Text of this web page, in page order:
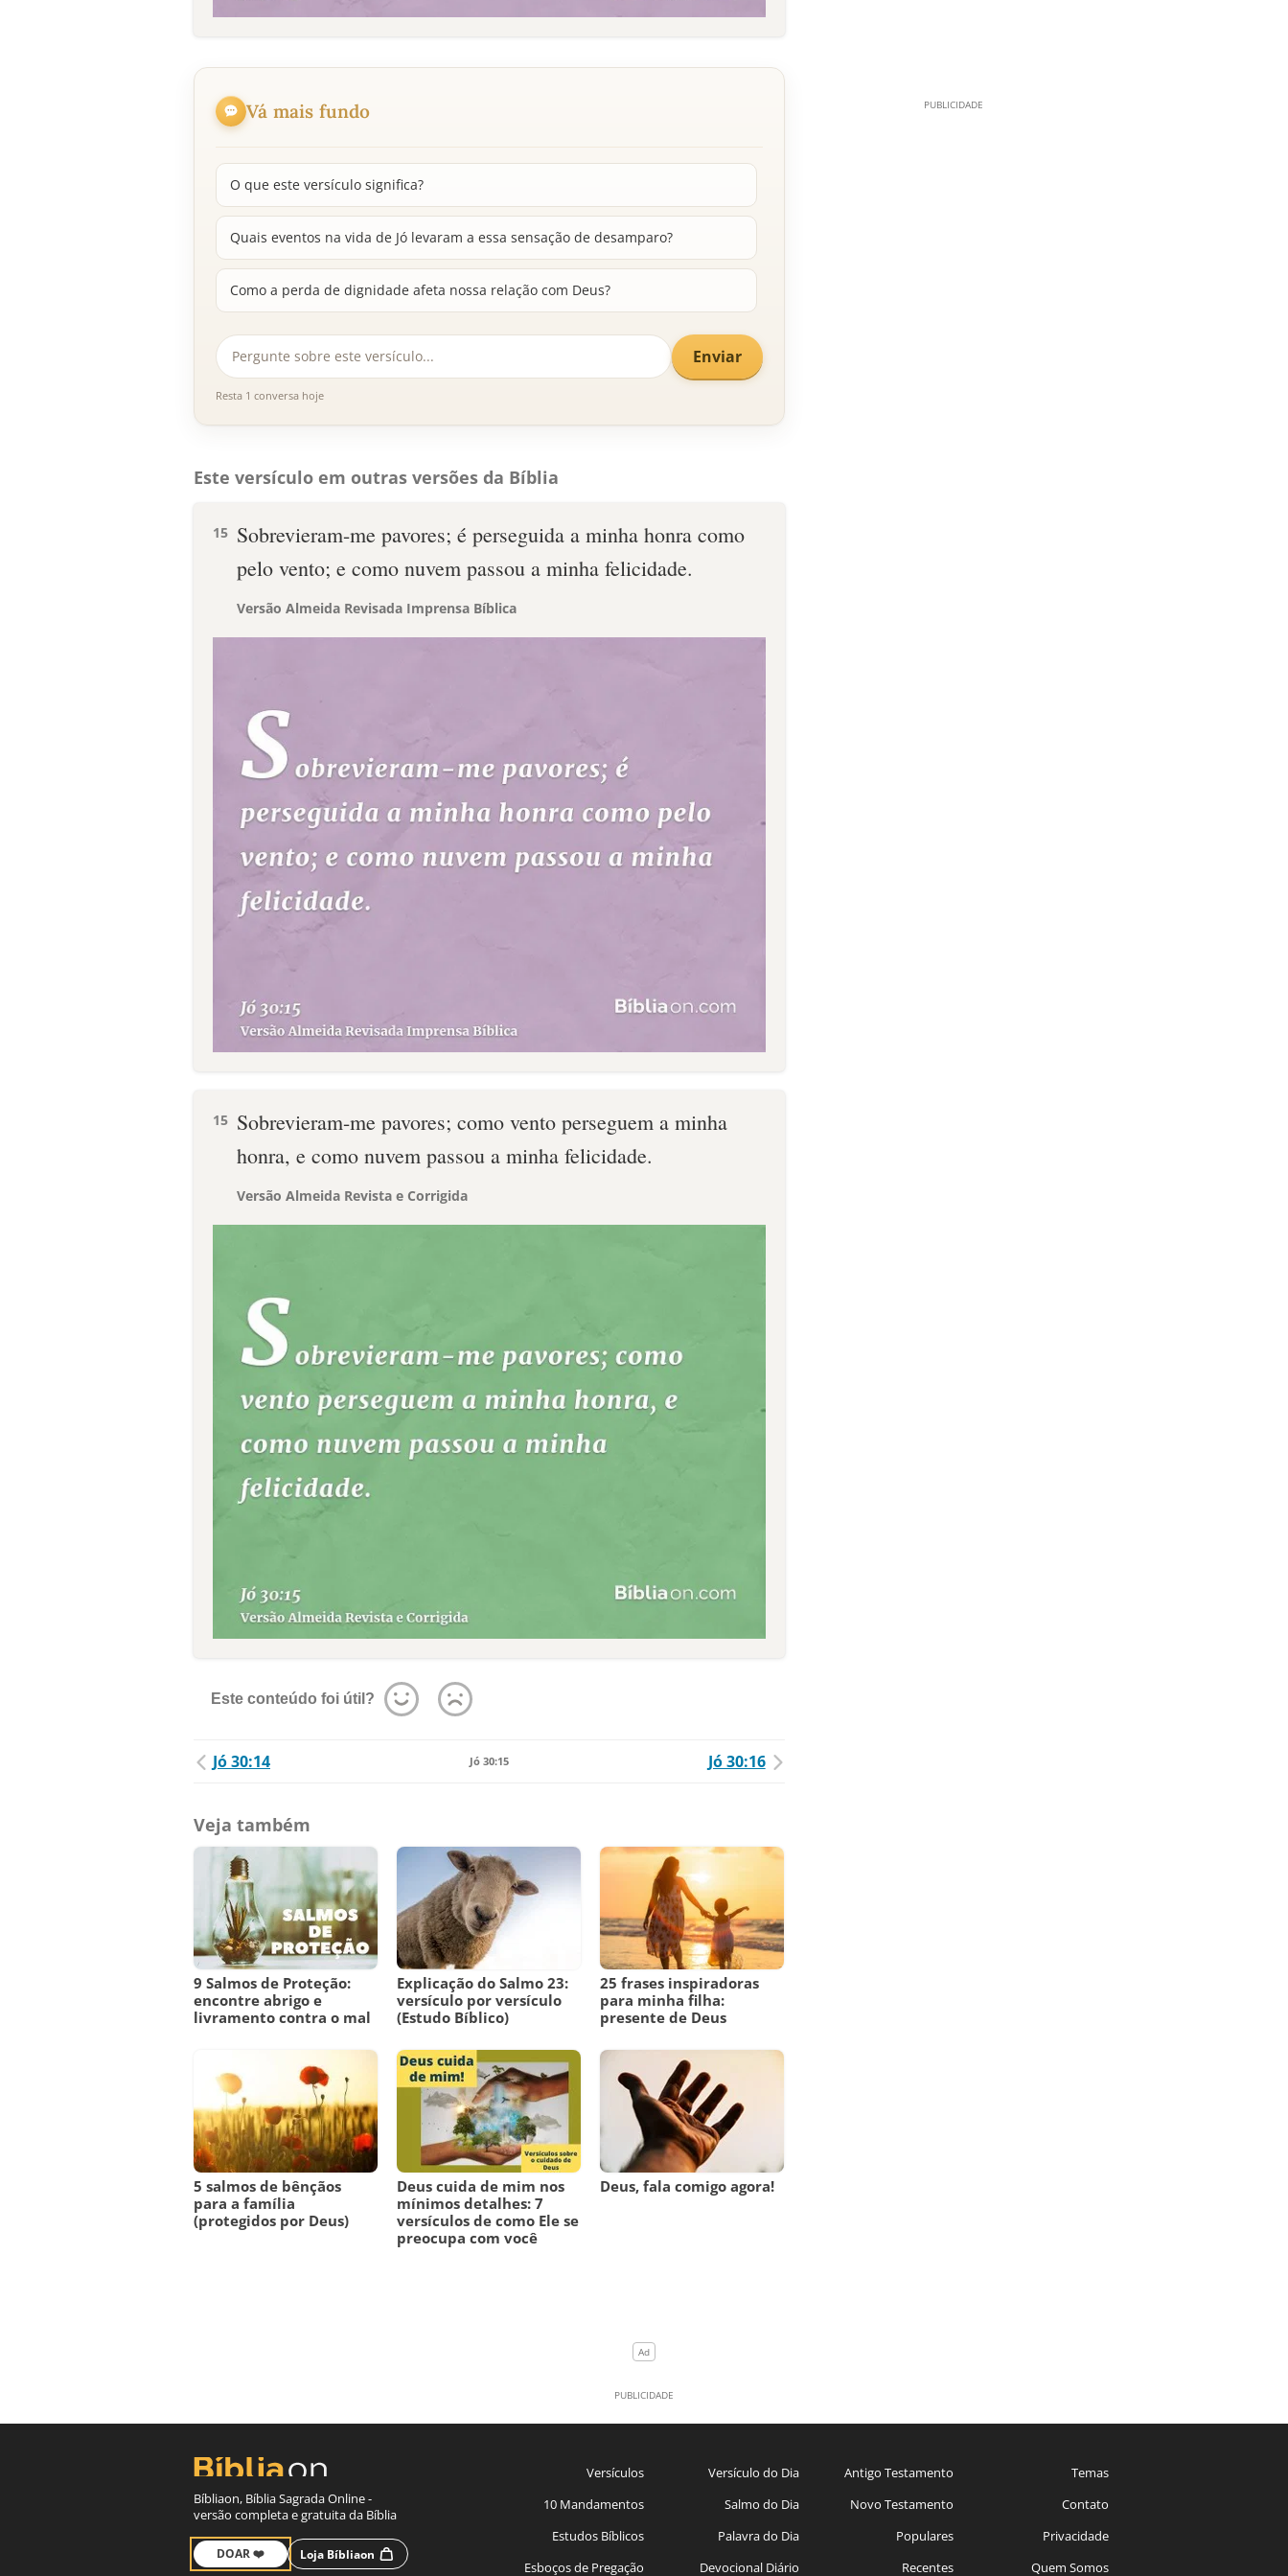
Vá mais fundo
O que este versículo significa?
Quais eventos na vida de Jó levaram a essa sensação de desamparo?
Como a perda de dignidade afeta nossa relação com Deus?
Enviar
Resta 1 conversa hoje
Este versículo em outras versões da Bíblia
15 Sobrevieram-me pavores; é perseguida a minha honra como
pelo vento; e como nuvem passou a minha felicidade.
Versão Almeida Revisada Imprensa Bíblica
15 Sobrevieram-me pavores; como vento perseguem a minha
honra, e como nuvem passou a minha felicidade.
Versão Almeida Revista e Corrigida
Este conteúdo foi útil?
Jó 30:14 Jó 30:15 Jó 30:16
Veja também
9 Salmos de Proteção:
encontre abrigo e
livramento contra o mal
Explicação do Salmo 23:
versículo por versículo
(Estudo Bíblico)
25 frases inspiradoras
para minha filha:
presente de Deus
5 salmos de bênçãos
para a família
(protegidos por Deus)
Deus cuida de mim nos
mínimos detalhes: 7
versículos de como Ele se
preocupa com você
Deus, fala comigo agora!
Bíbliaon, Bíblia Sagrada Online -
versão completa e gratuita da Bíblia
DOAR ❤️ Loja Bíbliaon
Versículos
10 Mandamentos
Estudos Bíblicos
Esboços de Pregação
Versículo do Dia
Salmo do Dia
Palavra do Dia
Devocional Diário
Antigo Testamento
Novo Testamento
Populares
Recentes
Temas
Contato
Privacidade
Quem Somos